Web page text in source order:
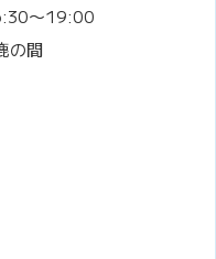
〜19:00
の間